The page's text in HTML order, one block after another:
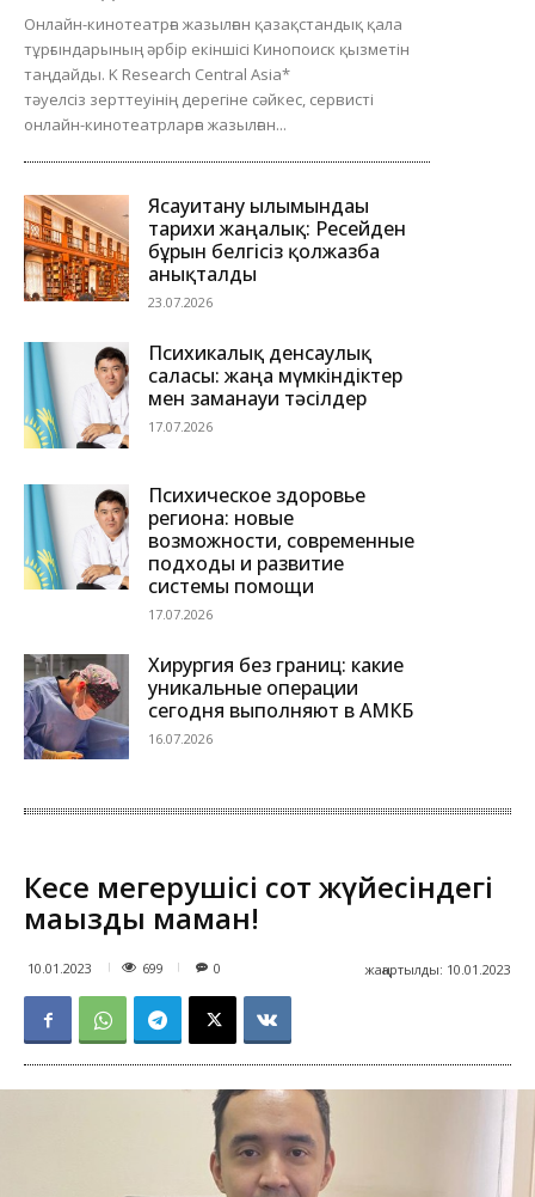
Онлайн-кинотеатрға жазылған қазақстандық қала
тұрғындарының әрбір екіншісі Кинопоиск қызметін
таңдайды. K Research Central Asia*
тәуелсіз зерттеуінің дерегіне сәйкес, сервисті
онлайн-кинотеатрларға жазылған...
Ясауитану ғылымындағы
тарихи жаңалық: Ресейден
бұрын белгісіз қолжазба
анықталды
23.07.2026
Психикалық денсаулық
саласы: жаңа мүмкіндіктер
мен заманауи тәсілдер
17.07.2026
Психическое здоровье
региона: новые
возможности, современные
подходы и развитие
системы помощи
17.07.2026
Хирургия без границ: какие
уникальные операции
сегодня выполняют в АМКБ
16.07.2026